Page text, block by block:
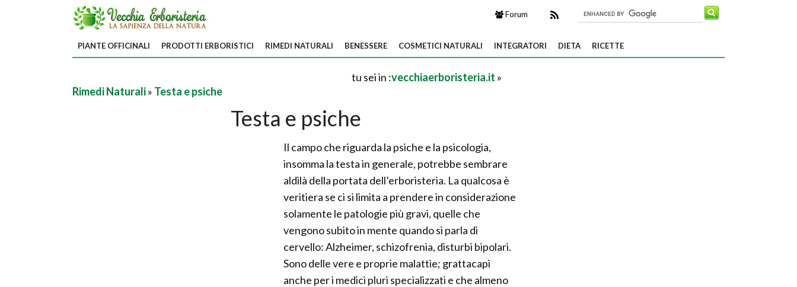
Forum
PIANTE OFFICINALI PRODOTTI ERBORISTICI RIMEDI NATURALI BENESSERE COSMETICI NATURALI INTEGRATORI DIETA RICETTE
tu sei in :vecchiaerboristeria.it »
Rimedi Naturali» Testa e psiche
Testa e psiche
Il campo che riguarda la psiche e la psicologia,
insomma la testa in generale, potrebbe sembrare
aldilà della portata dell’erboristeria. La qualcosa è
veritiera se ci si limita a prendere in considerazione
solamente le patologie più gravi, quelle che
vengono subito in mente quando si parla di
cervello: Alzheimer, schizofrenia, disturbi bipolari.
Sono delle vere e proprie malattie; grattacapi
anche per i medici pluri specializzati e che almeno